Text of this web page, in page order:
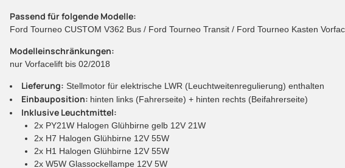
Passend für folgende Modelle:
Ford Tourneo CUSTOM V362 Bus / Ford Tourneo Transit / Ford Tourneo Kasten
Modelleinschränkungen:
nur Vorfacelift bis 02/2018
Lieferung: Stellmotor für elektrische LWR (Leuchtweitenregulierung) enthalten
Einbauposition: hinten links (Fahrerseite) + hinten rechts (Beifahrerseite)
Inklusive Leuchtmittel:
2x PY21W Halogen Glühbirne gelb 12V 21W
2x H7 Halogen Glühbirne 12V 55W
2x H1 Halogen Glühbirne 12V 55W
2x W5W Glassockellampe 12V 5W